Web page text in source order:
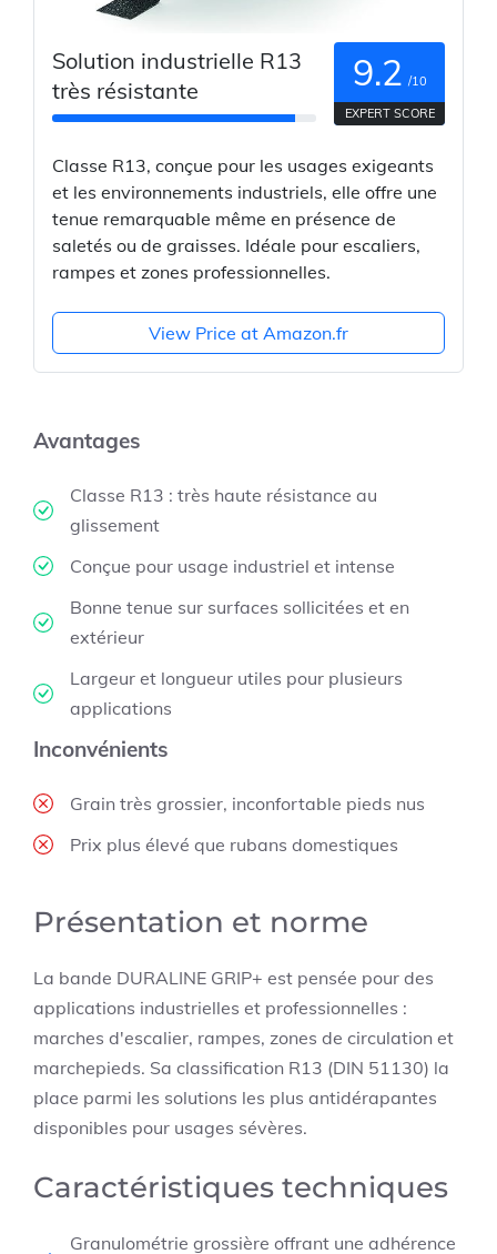
Solution industrielle R13
très résistante
9.2 /10
EXPERT SCORE
Classe R13, conçue pour les usages exigeants
et les environnements industriels, elle offre une
tenue remarquable même en présence de
saletés ou de graisses. Idéale pour escaliers,
rampes et zones professionnelles.
View Price at Amazon.fr
Avantages
Classe R13 : très haute résistance au
glissement
Conçue pour usage industriel et intense
Bonne tenue sur surfaces sollicitées et en
extérieur
Largeur et longueur utiles pour plusieurs
applications
Inconvénients
Grain très grossier, inconfortable pieds nus
Prix plus élevé que rubans domestiques
Présentation et norme
La bande DURALINE GRIP+ est pensée pour des
applications industrielles et professionnelles :
marches d'escalier, rampes, zones de circulation et
marchepieds. Sa classification R13 (DIN 51130) la
place parmi les solutions les plus antidérapantes
disponibles pour usages sévères.
Caractéristiques techniques
Granulométrie grossière offrant une adhérence